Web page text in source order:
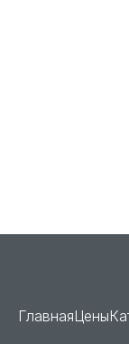
ГлавнаяЦены